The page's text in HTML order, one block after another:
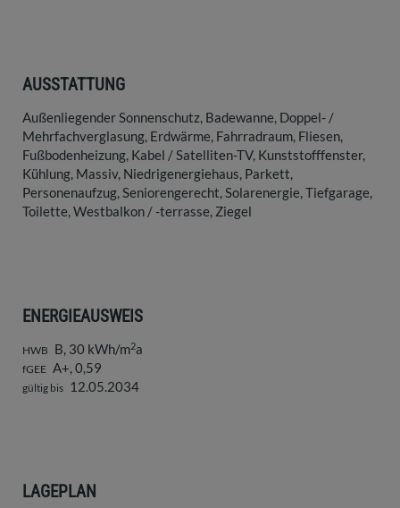
AUSSTATTUNG
Außenliegender Sonnenschutz Badewanne Doppel- /
Mehrfachverglasung Erdwärme Fahrradraum Fliesen
Fußbodenheizung Kabel / Satelliten-TV Kunststofffenster
Kühlung Massiv Niedrigenergiehaus Parkett
Personenaufzug Seniorengerecht Solarenergie Tiefgarage
Toilette Westbalkon / -terrasse Ziegel
ENERGIEAUSWEIS
HWB B, 30 kWh/m2a
fGEE A+, 0,59
gültig bis 12.05.2034
LAGEPLAN